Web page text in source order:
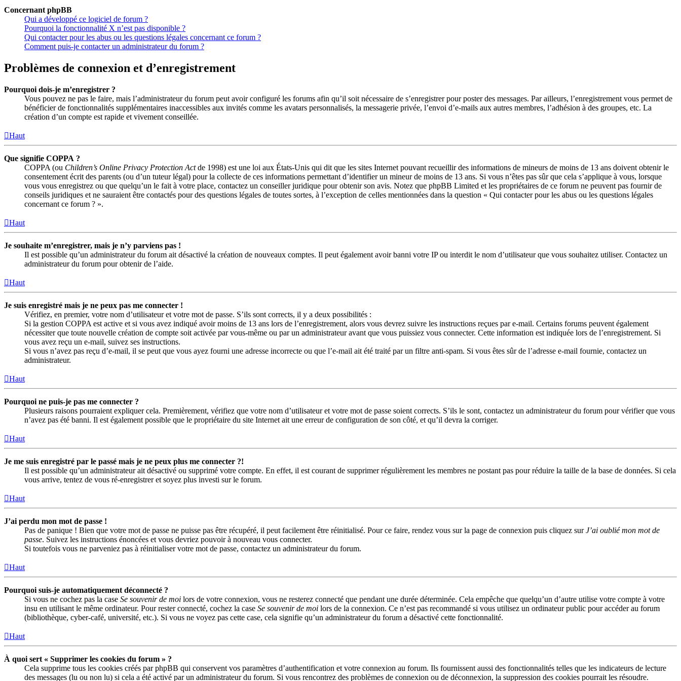
Concernant phpBB
Qui a développé ce logiciel de forum ?
Pourquoi la fonctionnalité X n’est pas disponible ?
Qui contacter pour les abus ou les questions légales concernant ce forum ?
Comment puis-je contacter un administrateur du forum ?
Problèmes de connexion et d’enregistrement
Pourquoi dois-je m’enregistrer ?
Vous pouvez ne pas le faire, mais l’administrateur du forum peut avoir configuré les forums afin qu’il soit nécessaire de s’enregistrer pour poster des messages. Par ailleurs, l’enregistrement vous permet de
bénéficier de fonctionnalités supplémentaires inaccessibles aux invités comme les avatars personnalisés, la messagerie privée, l’envoi d’e-mails aux autres membres, l’adhésion à des groupes, etc. La
création d’un compte est rapide et vivement conseillée.
Haut
Que signifie COPPA ?
COPPA (ou Children’s Online Privacy Protection Actde 1998) est une loi aux États-Unis qui dit que les sites Internet pouvant recueillir des informations de mineurs de moins de 13 ans doivent obtenir le
consentement écrit des parents (ou d’un tuteur légal) pour la collecte de ces informations permettant d’identifier un mineur de moins de 13 ans. Si vous n’êtes pas sûr que cela s’applique à vous, lorsque
vous vous enregistrez ou que quelqu’un le fait à votre place, contactez un conseiller juridique pour obtenir son avis. Notez que phpBB Limited et les propriétaires de ce forum ne peuvent pas fournir de
conseils juridiques et ne sauraient être contactés pour des questions légales de toutes sortes, à l’exception de celles mentionnées dans la question « Qui contacter pour les abus ou les questions légales
concernant ce forum ? ».
Haut
Je souhaite m’enregistrer, mais je n’y parviens pas !
Il est possible qu’un administrateur du forum ait désactivé la création de nouveaux comptes. Il peut également avoir banni votre IP ou interdit le nom d’utilisateur que vous souhaitez utiliser. Contactez un
administrateur du forum pour obtenir de l’aide.
Haut
Je suis enregistré mais je ne peux pas me connecter !
Vérifiez, en premier, votre nom d’utilisateur et votre mot de passe. S’ils sont corrects, il y a deux possibilités :
Si la gestion COPPA est active et si vous avez indiqué avoir moins de 13 ans lors de l’enregistrement, alors vous devrez suivre les instructions reçues par e-mail. Certains forums peuvent également
nécessiter que toute nouvelle création de compte soit activée par vous-même ou par un administrateur avant que vous puissiez vous connecter. Cette information est indiquée lors de l’enregistrement. Si
vous avez reçu un e-mail, suivez ses instructions.
Si vous n’avez pas reçu d’e-mail, il se peut que vous ayez fourni une adresse incorrecte ou que l’e-mail ait été traité par un filtre anti-spam. Si vous êtes sûr de l’adresse e-mail fournie, contactez un
administrateur.
Haut
Pourquoi ne puis-je pas me connecter ?
Plusieurs raisons pourraient expliquer cela. Premièrement, vérifiez que votre nom d’utilisateur et votre mot de passe soient corrects. S’ils le sont, contactez un administrateur du forum pour vérifier que vous
n’avez pas été banni. Il est également possible que le propriétaire du site Internet ait une erreur de configuration de son côté, et qu’il devra la corriger.
Haut
Je me suis enregistré par le passé mais je ne peux plus me connecter ?!
Il est possible qu’un administrateur ait désactivé ou supprimé votre compte. En effet, il est courant de supprimer régulièrement les membres ne postant pas pour réduire la taille de la base de données. Si cela
vous arrive, tentez de vous ré-enregistrer et soyez plus investi sur le forum.
Haut
J’ai perdu mon mot de passe !
Pas de panique ! Bien que votre mot de passe ne puisse pas être récupéré, il peut facilement être réinitialisé. Pour ce faire, rendez vous sur la page de connexion puis cliquez surJ’ai oublié mon mot de
passe. Suivez les instructions énoncées et vous devriez pouvoir à nouveau vous connecter.
Si toutefois vous ne parveniez pas à réinitialiser votre mot de passe, contactez un administrateur du forum.
Haut
Pourquoi suis-je automatiquement déconnecté ?
Si vous ne cochez pas la case Se souvenir de moi lors de votre connexion, vous ne resterez connecté que pendant une durée déterminée. Cela empêche que quelqu’un d’autre utilise votre compte à votre
insu en utilisant le même ordinateur. Pour rester connecté, cochez la case Se souvenir de moi lors de la connexion. Ce n’est pas recommandé si vous utilisez un ordinateur public pour accéder au forum
(bibliothèque, cyber-café, université, etc.). Si vous ne voyez pas cette case, cela signifie qu’un administrateur du forum a désactivé cette fonctionnalité.
Haut
À quoi sert « Supprimer les cookies du forum » ?
Cela supprime tous les cookies créés par phpBB qui conservent vos paramètres d’authentification et votre connexion au forum. Ils fournissent aussi des fonctionnalités telles que les indicateurs de lecture
des messages (lu ou non lu) si cela a été activé par un administrateur du forum. Si vous rencontrez des problèmes de connexion ou de déconnexion, la suppression des cookies pourrait les résoudre.